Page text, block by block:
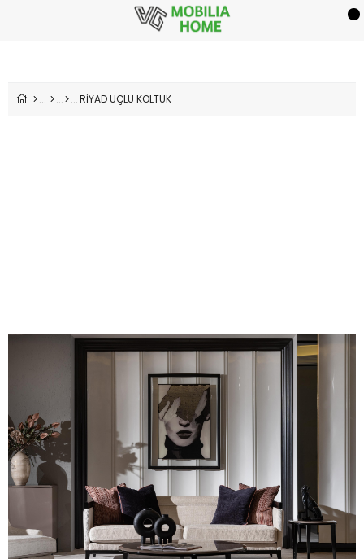
RİYAD ÜÇLÜ KOLTUK